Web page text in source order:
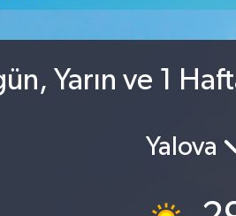
Yarın ve 1
Yalova